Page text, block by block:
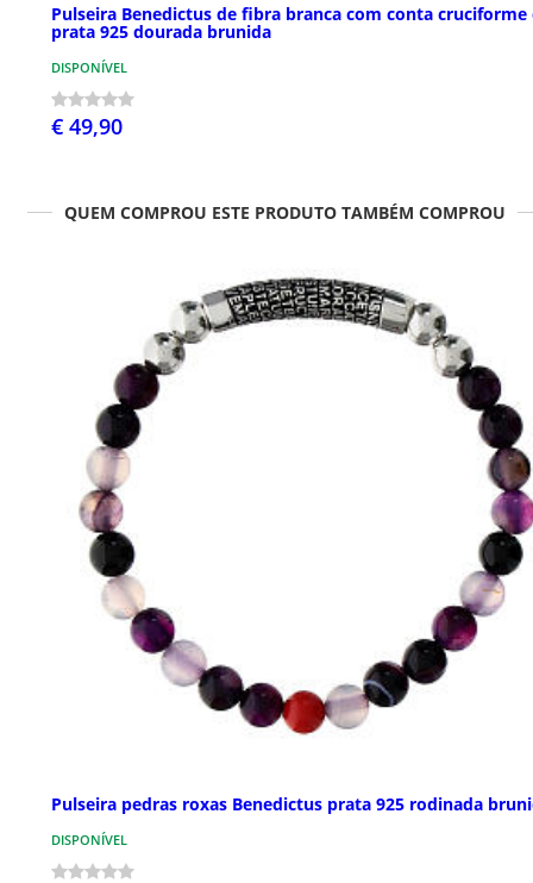
Pulseira Benedictus de fibra branca com conta cruciforme
prata 925 dourada brunida
DISPONÍVEL
€ 49,90
QUEM COMPROU ESTE PRODUTO TAMBÉM COMPROU
Pulseira pedras roxas Benedictus prata 925 rodinada
DISPONÍVEL